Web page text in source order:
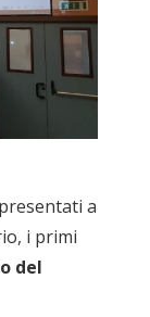
a
i primi
del